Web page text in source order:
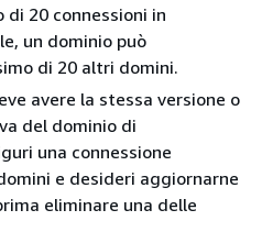
di 20 connessioni in
un dominio può
di 20 altri domini.
avere la stessa versione o
del dominio di
una connessione
e desideri aggiornarne
eliminare una delle